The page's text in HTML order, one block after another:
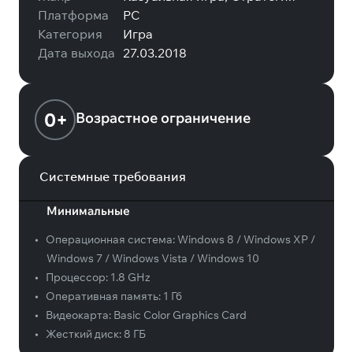
Платформа
PC
Категория
Игра
Дата выхода 27.03.2018
0+ Возрастное ограничение
Системные требования
Минимальные
• Операционная система:Windows 8 / Windows XP /
Windows 7 / Windows Vista / Windows 10
•
Процессор: 1.8 GHz
•
Оперативная память: 1 Гб
•
Видеокарта: Basic Color Graphics Card
•
Жесткий диск: 8 ГБ